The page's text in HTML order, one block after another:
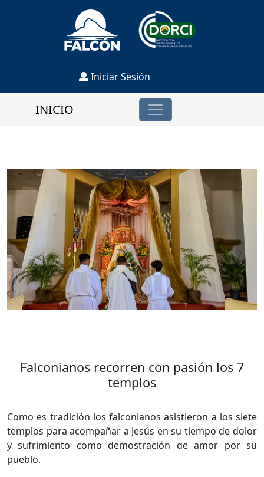
Iniciar Sesión
INICIO
Falconianos recorren con pasión los 7
templos
Como es tradición los falconianos asistieron a los siete
templos para acompañar a Jesús en su tiempo de dolor
y sufrimiento como demostración de amor por su
pueblo.